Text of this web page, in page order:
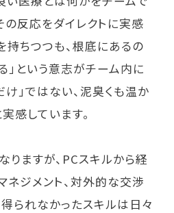
の反応をダイレクトに実感
持ちつつも、根底にあるの
」という意志がチーム内に
け」ではない、泥臭くも温か
感しています。
りますが、PCスキルから経
ネジメント、対外的な交渉
られなかったスキルは日々